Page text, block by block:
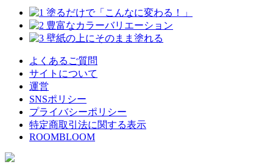
よくあるご質問
サイトについて
運営
SNSポリシー
プライバシーポリシー
特定商取引法に関する表示
ROOMBLOOM